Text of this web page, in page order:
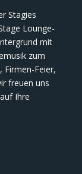
Stagies
Lounge-
mit
zum
Firmen-Feier,
freuen uns
Ihre